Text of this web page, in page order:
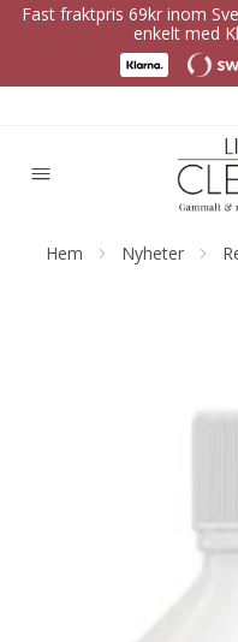
Fast fraktpris 69kr inom
enkelt med
Hem Nyheter